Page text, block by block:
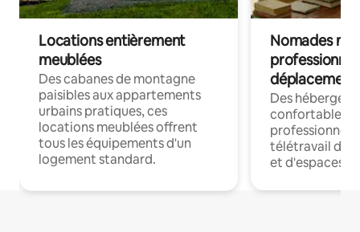
Locations entièrement
meublées
Des cabanes de montagne
paisibles aux appartements
urbains pratiques, ces
locations meublées offrent
tous les équipements d'un
logement standard.
Nomades
déplacement
Des
confortables
professionnels
télétravail
et d'espaces